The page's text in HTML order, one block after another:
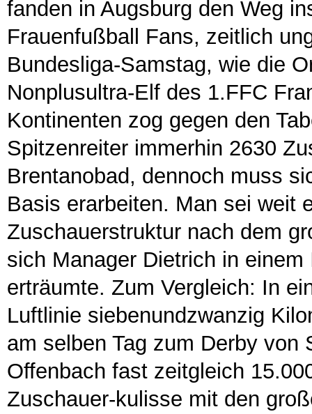
fanden in Augsburg den Weg
Frauenfußball Fans, zeitlich
Bundesliga-Samstag, wie die
Nonplusultra-Elf des 1.FFC
Kontinenten zog gegen den
Spitzenreiter immerhin 2630
Brentanobad, dennoch muss
Basis erarbeiten. Man sei weit
Zuschauerstruktur nach dem
sich Manager Dietrich in
erträumte. Zum Vergleich: In
Luftlinie siebenundzwanzig
am selben Tag zum Derby
Offenbach fast zeitgleich
Zuschauer-kulisse mit den